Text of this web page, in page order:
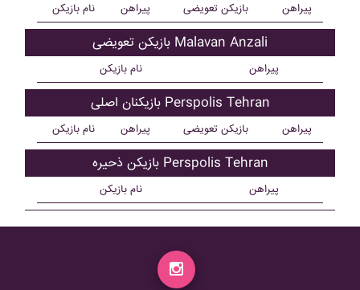
نام بازیکن پیراهن بازیکن تعویضی پیراهن
بازیکن تعویضی Malavan Anzali
نام بازیکن پیراهن
بازیکنان اصلی Perspolis Tehran
نام بازیکن پیراهن بازیکن تعویضی پیراهن
بازیکن ذحیره Perspolis Tehran
نام بازیکن پیراهن